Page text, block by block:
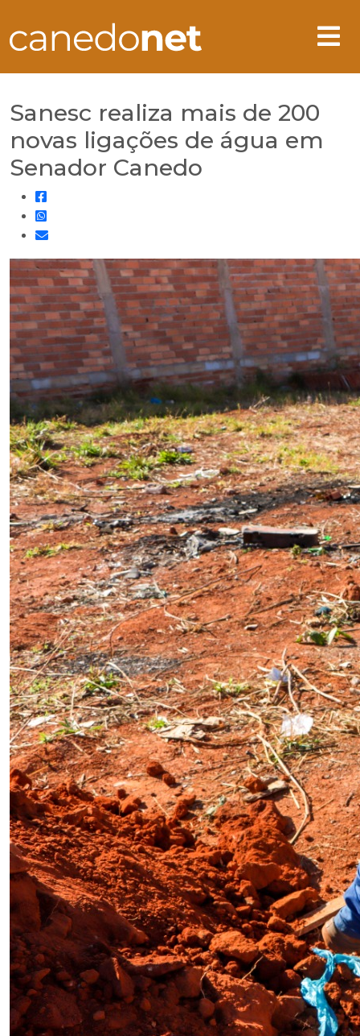
Sanesc realiza mais de 200
novas ligações de água em
Senador Canedo